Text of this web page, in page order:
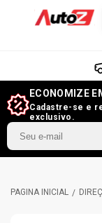
ECONOMIZE
Cadastre-se e
exclusivo.